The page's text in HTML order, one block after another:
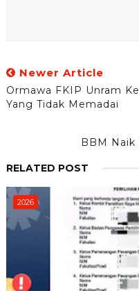
Newer Article
Ormawa FKIP Unram
Yang Tidak Memadai
BBM Naik
RELATED POST
2026